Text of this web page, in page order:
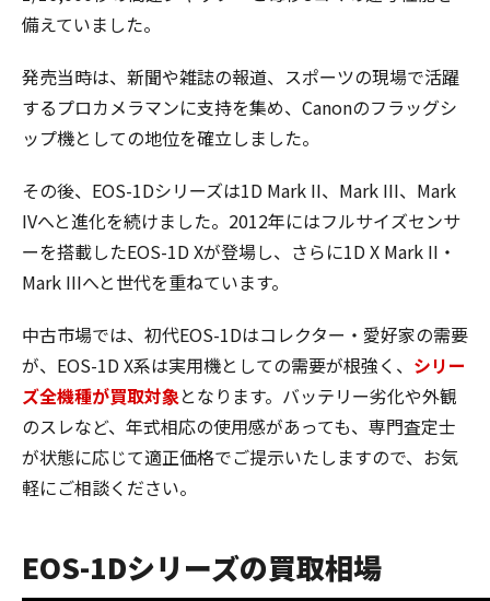
備えていました。
発売当時は、新聞や雑誌の報道、スポーツの現場で活躍
するプロカメラマンに支持を集め、Canonのフラッグシ
ップ機としての地位を確立しました。
その後、EOS-1Dシリーズは1D Mark II、Mark III、Mark
IVへと進化を続けました。2012年にはフルサイズセンサ
ーを搭載したEOS-1D Xが登場し、さらに1D X Mark II・
Mark IIIへと世代を重ねています。
中古市場では、初代EOS-1Dはコレクター・愛好家の需要
が、EOS-1D X系は実用機としての需要が根強く、 シリー
ズ全機種が買取対象となります。バッテリー劣化や外観
のスレなど、年式相応の使用感があっても、専門査定士
が状態に応じて適正価格でご提示いたしますので、お気
軽にご相談ください。
EOS-1Dシリーズの買取相場